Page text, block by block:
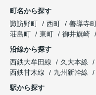
町名から探す
諏訪野町
西町 善導寺
荘島町
東町 御井旗崎
沿線から探す
西鉄大牟田線
久大本線
西鉄甘木線
九州新幹線
駅から探す